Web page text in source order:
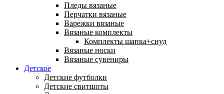
Пледы вязаные
Перчатки вязаные
Варежки вязаные
Вязаные комплекты
Комплекты шапка+снуд
Вязаные носки
Вязаные сувениры
Детское
Детские футболки
Детские свитшоты